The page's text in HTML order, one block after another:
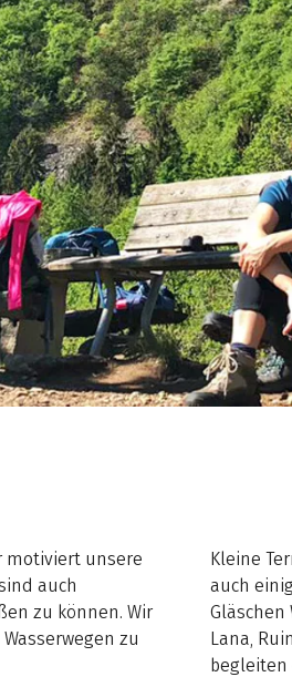
motiviert unsere
auch
zu können. Wir
zu
Kleine
auch
Lana,
begleiten